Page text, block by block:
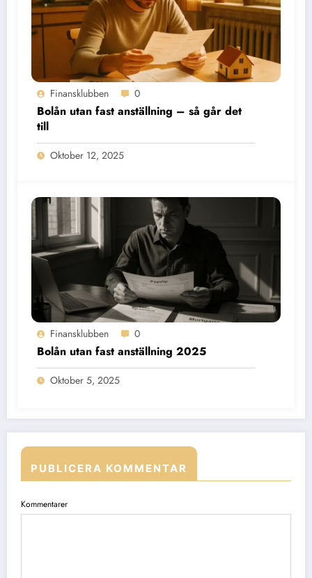
Finansklubben 0
Bolån utan fast anställning – så går det
till
Oktober 12, 2025
Finansklubben 0
Bolån utan fast anställning 2025
Oktober 5, 2025
PUBLICERA KOMMENTAR
Kommentarer